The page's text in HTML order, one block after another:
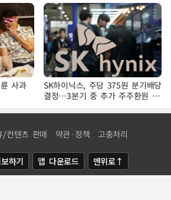
사과
SK하이닉스, 주당 375원 분기배당
결정…3분기 중 추가 주주환원 발
표
/컨텐츠 판매 약관·정책 고충처리
하기 앱 다운로드 맨위로↑